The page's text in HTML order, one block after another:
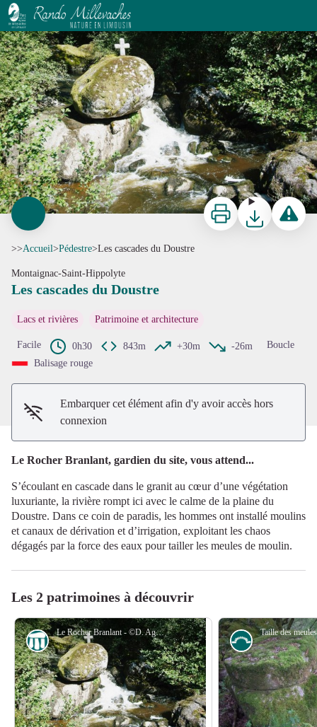
Les cascades du Doustre
Le Rocher Branlant - ©D. Agnoux, CCVEM
ImprimerTéléchargerSignaler
>>Accueil>Pédestre>Les cascades du Doustre
Montaignac-Saint-Hippolyte
Les cascades du Doustre
Lacs et rivières Patrimoine et architecture
Facile 0h30 843m +30m -26m
Boucle
Balisage rouge
Embarquer cet élément afin d'y avoir accès hors
connexion
Le Rocher Branlant, gardien du site, vous attend...
S’écoulant en cascade dans le granit au cœur d’une végétation
luxuriante, la rivière rompt ici avec le calme de la plaine du
Doustre. Dans ce coin de paradis, les hommes ont installé moulins
et canaux de dérivation et d’irrigation, exploitant les chaos
dégagés par la force des eaux pour tailler les meules de moulin.
Les 2 patrimoines à découvrir
Le Rocher Branlant - ©D. Agnoux, CCVEM
Curiosité géologique Petit